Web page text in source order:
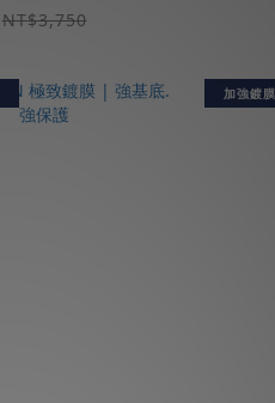
NT$3,750
加強鍍